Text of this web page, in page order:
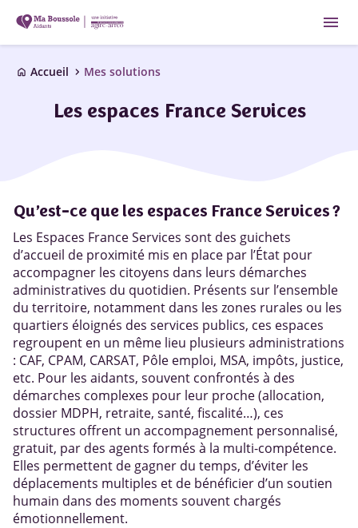
menu
home Accueil chevron_right Mes solutions
Les espaces France Services
Qu’est-ce que les espaces France Services ?
Les Espaces France Services sont des guichets
d’accueil de proximité mis en place par l’État pour
accompagner les citoyens dans leurs démarches
administratives du quotidien. Présents sur l’ensemble
du territoire, notamment dans les zones rurales ou les
quartiers éloignés des services publics, ces espaces
regroupent en un même lieu plusieurs administrations
: CAF, CPAM, CARSAT, Pôle emploi, MSA, impôts, justice,
etc. Pour les aidants, souvent confrontés à des
démarches complexes pour leur proche (allocation,
dossier MDPH, retraite, santé, fiscalité…), ces
structures offrent un accompagnement personnalisé,
gratuit, par des agents formés à la multi-compétence.
Elles permettent de gagner du temps, d’éviter les
déplacements multiples et de bénéficier d’un soutien
humain dans des moments souvent chargés
émotionnellement.